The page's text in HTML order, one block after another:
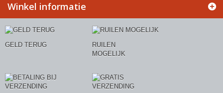
Winkel informatie
GELD TERUG
RUILEN
MOGELIJK